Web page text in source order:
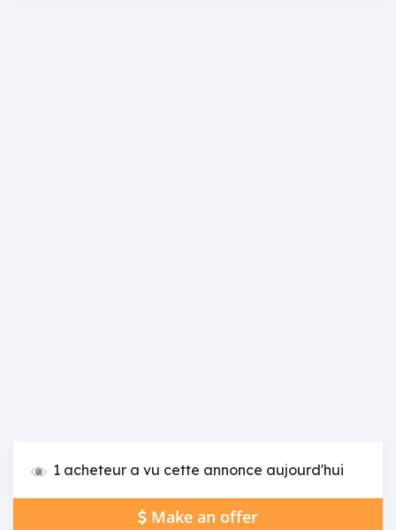
1 acheteur a vu cette annonce aujourd'hui
Make an offer